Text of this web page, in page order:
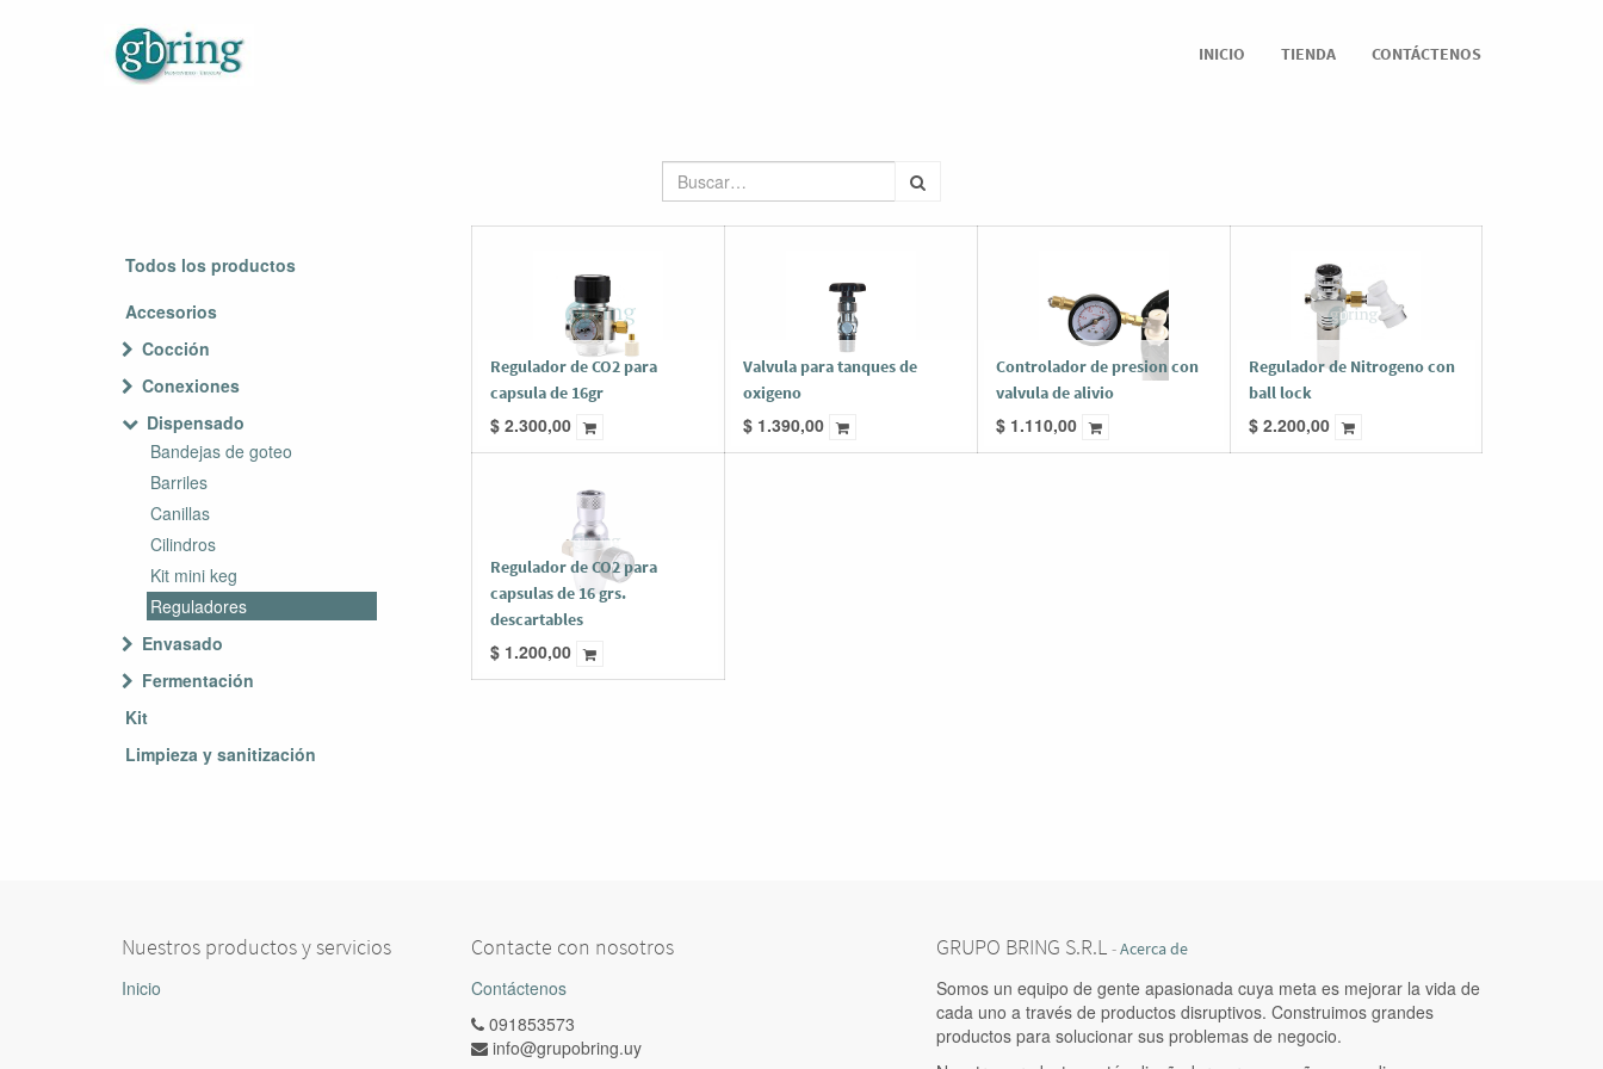
INICIO TIENDA CONTÁCTENOS
Todos los productos
Accesorios
Cocción
Conexiones
Dispensado
Bandejas de goteo
Barriles
Canillas
Cilindros
Kit mini keg
Reguladores
Envasado
Fermentación
Kit
Limpieza y sanitización
Regulador de CO2 para
capsula de 16gr
$ 2.300,00
Valvula para tanques de
oxigeno
$ 1.390,00
Controlador de presion con
valvula de alivio
$ 1.110,00
Regulador de Nitrogeno con
ball lock
$ 2.200,00
Regulador de CO2 para
capsulas de 16 grs.
descartables
$ 1.200,00
Nuestros productos y servicios
Inicio
Contacte con nosotros
Contáctenos
091853573
info@grupobring.uy
GRUPO BRING S.R.L -Acerca de
Somos un equipo de gente apasionada cuya meta es mejorar la vida de
cada uno a través de productos disruptivos. Construimos grandes
productos para solucionar sus problemas de negocio.